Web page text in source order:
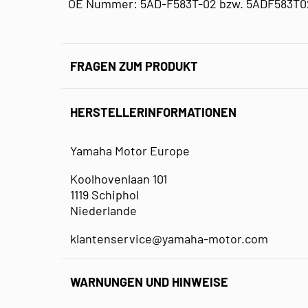
OE Nummer: 5AD-F583T-02 bzw.
FRAGEN ZUM PRODUKT
HERSTELLERINFORMATIONEN
Yamaha Motor Europe
Koolhovenlaan 101
1119 Schiphol
Niederlande
klantenservice@yamaha-motor.com
WARNUNGEN UND HINWEISE